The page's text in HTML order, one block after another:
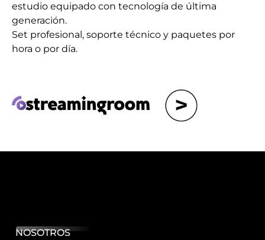
estudio equipado con tecnología de última
generación.
Set profesional, soporte técnico y paquetes por
hora o por día.
NOSOTROS